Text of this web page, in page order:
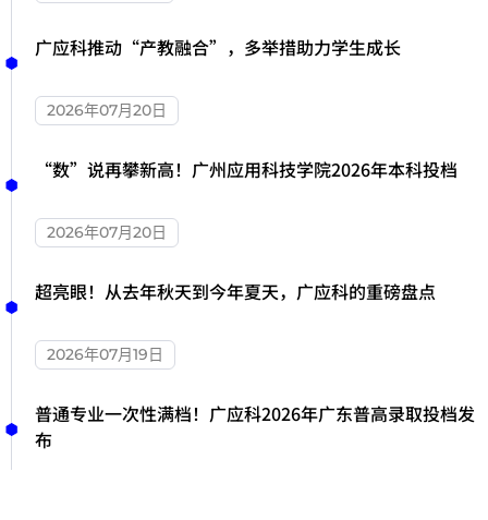
广应科推动“产教融合”，多举措助力学生成长
2026年07月20日
“数”说再攀新高！广州应用科技学院2026年本科投档
2026年07月20日
超亮眼！从去年秋天到今年夏天，广应科的重磅盘点
2026年07月19日
普通专业一次性满档！广应科2026年广东普高录取投档发
布